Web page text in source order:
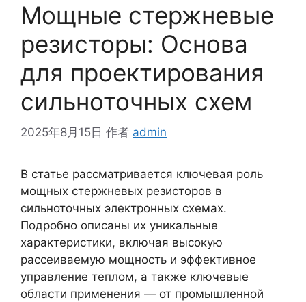
Мощные стержневые
резисторы: Основа
для проектирования
сильноточных схем
2025年8月15日 作者 admin
В статье рассматривается ключевая роль
мощных стержневых резисторов в
сильноточных электронных схемах.
Подробно описаны их уникальные
характеристики, включая высокую
рассеиваемую мощность и эффективное
управление теплом, а также ключевые
области применения — от промышленной